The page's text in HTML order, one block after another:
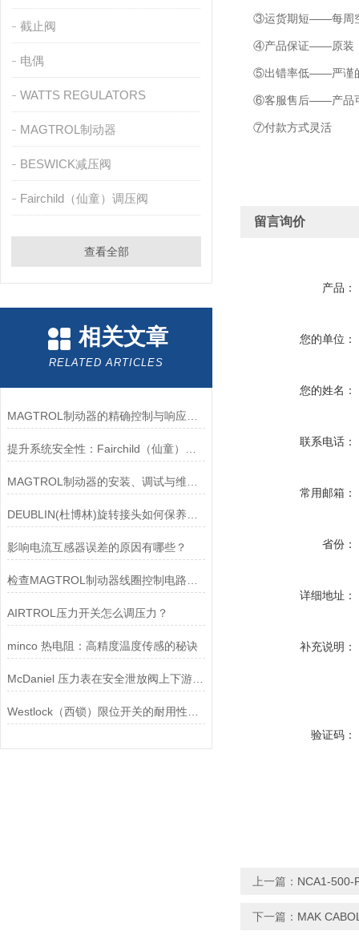
截止阀
电偶
WATTS REGULATORS
MAGTROL制动器
BESWICK减压阀
Fairchild（仙童）调压阀
查看全部
相关文章
RELATED ARTICLES
DEUBLIN(杜博林)旋转接头如何保养？需要注意哪些事项？
影响电流互感器误差的原因有哪些？
AIRTROL压力开关怎么调压力？
minco 热电阻：高精度温度传感的秘诀
McDaniel 压力表在安全泄放阀上下游压力监测中的应用
③运货期短——每周空
④产品保证——原装
⑤出错率低——严谨的
⑥客服售后——产品可
⑦付款方式灵活
留言询价
产品：
您的单位：
您的姓名：
联系电话：
常用邮箱：
省份：
详细地址：
补充说明：
验证码：
上一篇： NCA1-500-
下一篇： MAK